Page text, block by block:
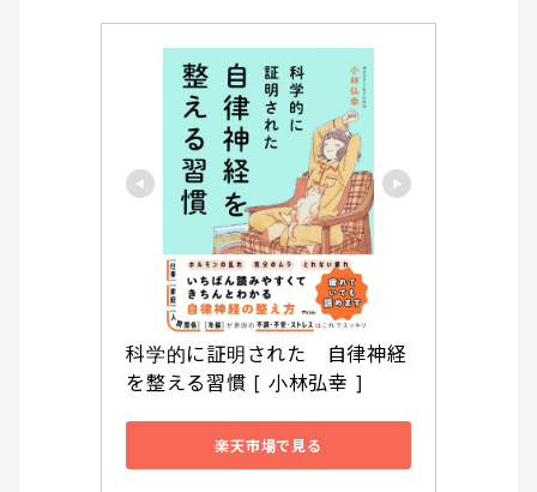
科学的に証明された　自律神経
を整える習慣 [ 小林弘幸 ]
楽天市場で見る